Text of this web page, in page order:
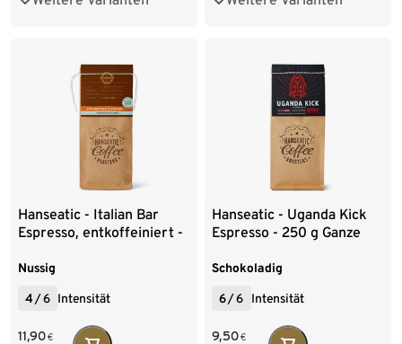
6 x 1 kg Ganze Bohne
250 g Gemahlen
Hanseatic - Italian Bar
Espresso, entkoffeiniert -
Nussig
4/6 Intensität
11,90€
Hanseatic - Uganda Kick
Espresso - 250 g Ganze
Schokoladig
6/6 Intensität
9,50€